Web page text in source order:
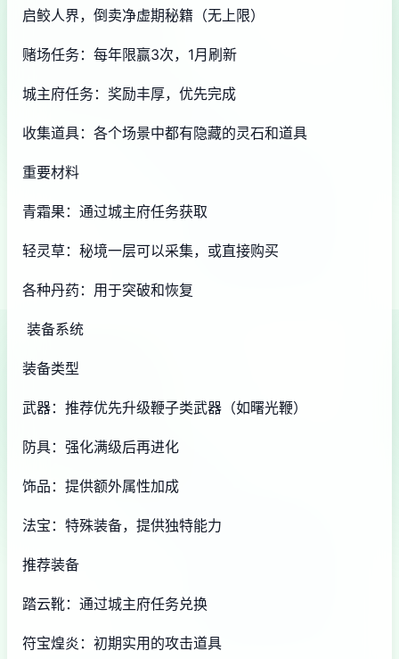
启鲛人界，倒卖净虚期秘籍（无上限）
赌场任务：每年限赢3次，1月刷新
城主府任务：奖励丰厚，优先完成
收集道具：各个场景中都有隐藏的灵石和道具
重要材料
青霜果：通过城主府任务获取
轻灵草：秘境一层可以采集，或直接购买
各种丹药：用于突破和恢复
装备系统
装备类型
武器：推荐优先升级鞭子类武器（如曙光鞭）
防具：强化满级后再进化
饰品：提供额外属性加成
法宝：特殊装备，提供独特能力
推荐装备
踏云靴：通过城主府任务兑换
符宝煌炎：初期实用的攻击道具